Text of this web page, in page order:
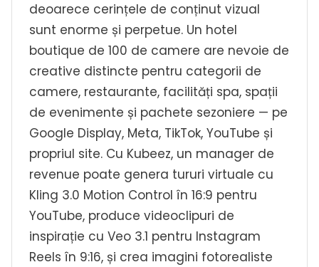
deoarece cerințele de conținut vizual
sunt enorme și perpetue. Un hotel
boutique de 100 de camere are nevoie de
creative distincte pentru categorii de
camere, restaurante, facilități spa, spații
de evenimente și pachete sezoniere — pe
Google Display, Meta, TikTok, YouTube și
propriul site. Cu Kubeez, un manager de
revenue poate genera tururi virtuale cu
Kling 3.0 Motion Control în 16:9 pentru
YouTube, produce videoclipuri de
inspirație cu Veo 3.1 pentru Instagram
Reels în 9:16, și crea imagini fotorealiste